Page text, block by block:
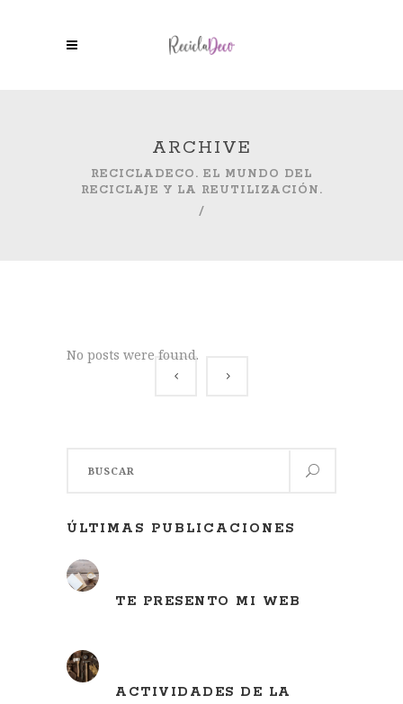
ARCHIVE
RECICLADECO. EL MUNDO DEL
RECICLAJE Y LA REUTILIZACIÓN.
/
No posts were found.
ÚLTIMAS PUBLICACIONES
TE PRESENTO MI WEB
ACTIVIDADES DE LA